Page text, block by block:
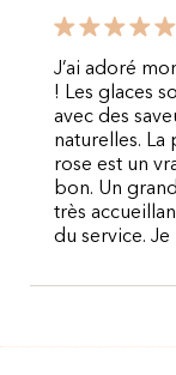
J’ai adoré
! Les glaces
avec des
naturelles.
rose est un
bon. Un
très
du service.